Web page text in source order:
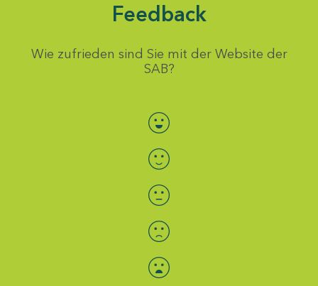
Feedback
Wie zufrieden sind Sie mit der Website der
SAB?
Bewertung auswählen